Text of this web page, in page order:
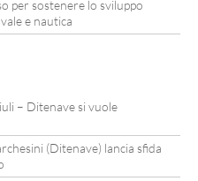
per sostenere lo sviluppo
e nautica
– Ditenave si vuole
(Ditenave) lancia sfida